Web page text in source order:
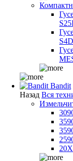
S4D
Bandit
Назад Вся